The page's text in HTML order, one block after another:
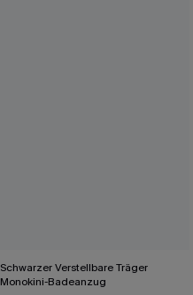
Schwarzer Verstellbare Träger
Monokini-Badeanzug